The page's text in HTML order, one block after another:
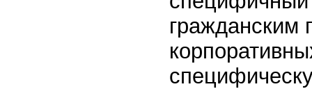
гражданским